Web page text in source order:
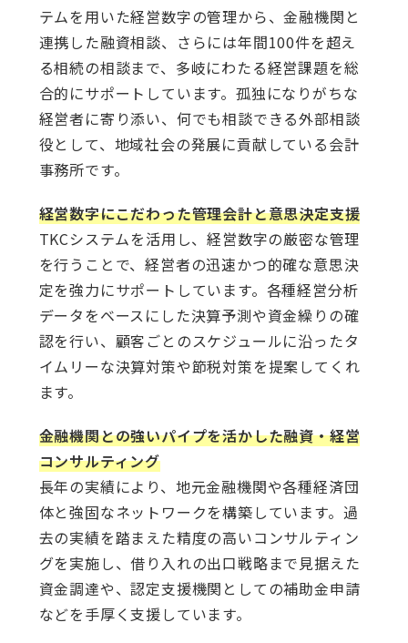
テムを用いた経営数字の管理から、金融機関と
連携した融資相談、さらには年間100件を超え
る相続の相談まで、多岐にわたる経営課題を総
合的にサポートしています。孤独になりがちな
経営者に寄り添い、何でも相談できる外部相談
役として、地域社会の発展に貢献している会計
事務所です。
経営数字にこだわった管理会計と意思決定支援
TKCシステムを活用し、経営数字の厳密な管理
を行うことで、経営者の迅速かつ的確な意思決
定を強力にサポートしています。各種経営分析
データをベースにした決算予測や資金繰りの確
認を行い、顧客ごとのスケジュールに沿ったタ
イムリーな決算対策や節税対策を提案してくれ
ます。
金融機関との強いパイプを活かした融資・経営
コンサルティング
長年の実績により、地元金融機関や各種経済団
体と強固なネットワークを構築しています。過
去の実績を踏まえた精度の高いコンサルティン
グを実施し、借り入れの出口戦略まで見据えた
資金調達や、認定支援機関としての補助金申請
などを手厚く支援しています。